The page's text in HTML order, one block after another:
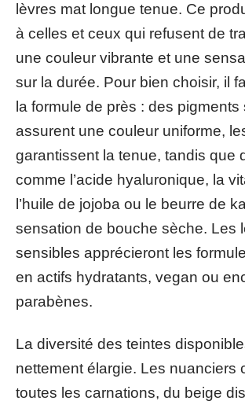
lèvres mat longue tenue. Ce
à celles et ceux qui refusent de
une couleur vibrante et une
sur la durée. Pour bien choisir, il
la formule de près : des pigments
assurent une couleur uniforme,
garantissent la tenue, tandis que
comme l’acide hyaluronique, la
l’huile de jojoba ou le beurre de
sensation de bouche sèche. Les
sensibles apprécieront les
en actifs hydratants, vegan ou
parabènes.
La diversité des teintes
nettement élargie. Les nuanciers
toutes les carnations, du beige